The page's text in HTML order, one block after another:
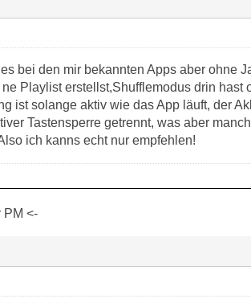
bei den mir bekannten Apps aber ohne
Playlist erstellst,Shufflemodus drin hast
ist solange aktiv wie das App läuft, der
Tastensperre getrennt, was aber
ich kanns echt nur empfehlen!
PM <-